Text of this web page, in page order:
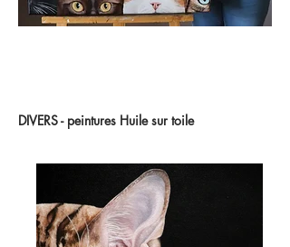
DIVERS - peintures Huile sur toile